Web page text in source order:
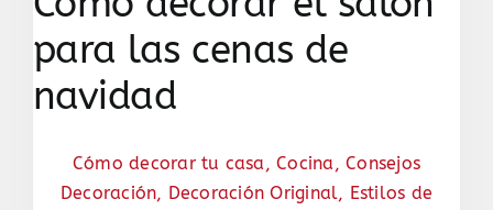
para las cenas de
navidad
Cómo decorar tu casa ,Cocina ,Consejos
Decoración, Decoración Original, Estilos de